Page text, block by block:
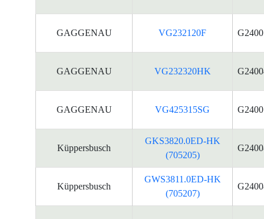
GAGGENAU VG232120F
GAGGENAU VG232320HK
GAGGENAU VG425315SG
Küppersbusch
GKS3820.0ED-HK
(705205)
Küppersbusch
GWS3811.0ED-HK
(705207)